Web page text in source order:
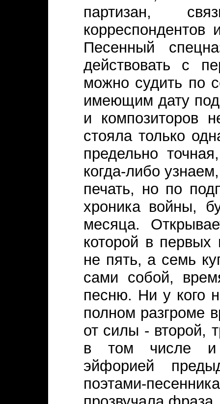
партизан,
Песенный
действовать с
можно судить по
имеющим дату
и композиторов
стояла только
предельно
когда-либо
печать, но по
хроника войны,
месяца.
которой в
не пять, а семь
сами собой,
песню. Ни у кого
полном разгроме
от силы - второй,
в том числе и
эйфорией
поэтами-